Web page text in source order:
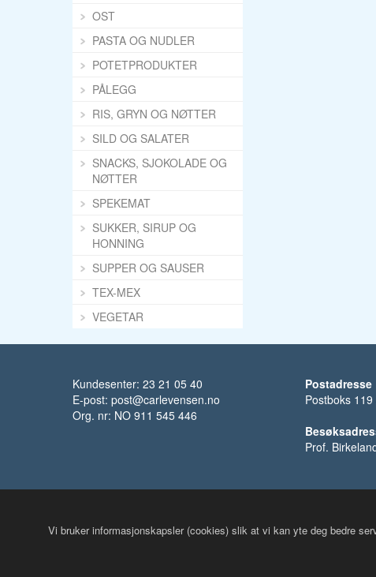
Vi bruker informasjonskapsler (cookies) slik at vi kan yte deg bedre
OST
PASTA OG NUDLER
POTETPRODUKTER
PÅLEGG
RIS, GRYN OG NØTTER
SILD OG SALATER
SNACKS, SJOKOLADE OG
NØTTER
SPEKEMAT
SUKKER, SIRUP OG
HONNING
SUPPER OG SAUSER
TEX-MEX
VEGETAR
Kundesenter: 23 21 05 40
E-post: post@carlevensen.no
Org. nr: NO 911 545 446
Postadresse
Postboks
Prof.